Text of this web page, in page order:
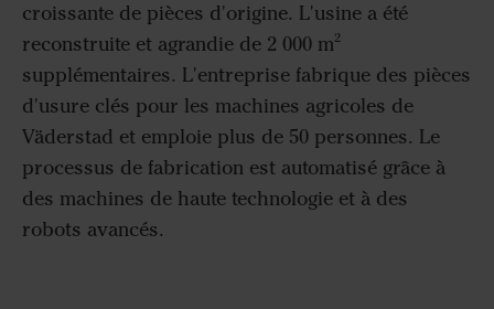
croissante de pièces d'origine. L'usine a été
reconstruite et agrandie de 2 000 m²
supplémentaires. L'entreprise fabrique des pièces
d'usure clés pour les machines agricoles de
Väderstad et emploie plus de 50 personnes. Le
processus de fabrication est automatisé grâce à
des machines de haute technologie et à des
robots avancés.